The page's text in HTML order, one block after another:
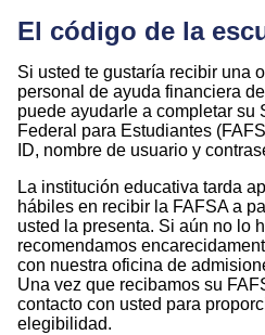
El código de la
Si usted te gustaría recibir una
personal de ayuda financiera
puede ayudarle a completar su
Federal para Estudiantes
ID, nombre de usuario y
La institución educativa tarda
hábiles en recibir la FAFSA a
usted la presenta. Si aún no lo
recomendamos
con nuestra oficina de
Una vez que recibamos su
contacto con usted para
elegibilidad.